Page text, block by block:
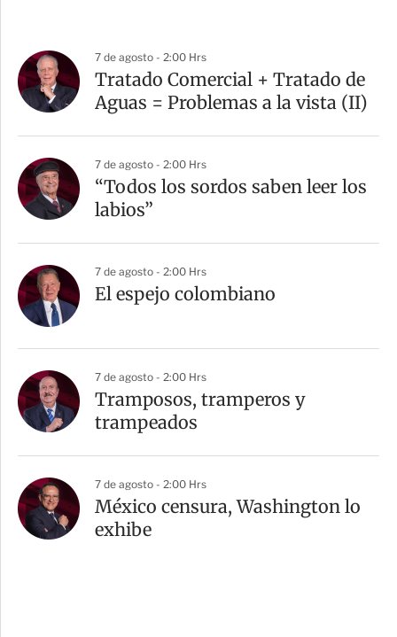
7 de agosto - 2:00 Hrs
Tratado Comercial + Tratado de
Aguas = Problemas a la vista (II)
7 de agosto - 2:00 Hrs
“Todos los sordos saben leer los
labios”
7 de agosto - 2:00 Hrs
El espejo colombiano
7 de agosto - 2:00 Hrs
Tramposos, tramperos y
trampeados
7 de agosto - 2:00 Hrs
México censura, Washington lo
exhibe